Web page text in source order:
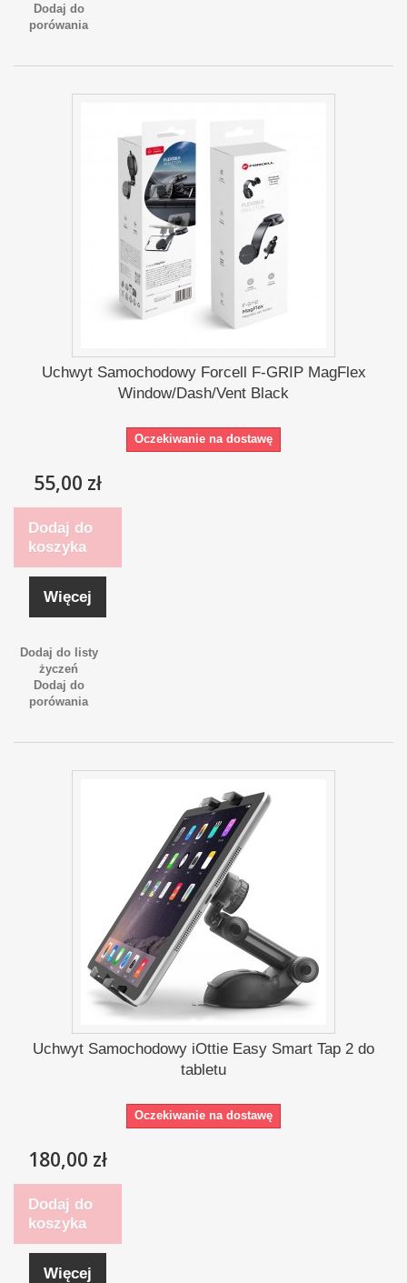
Dodaj do
porówania
Uchwyt Samochodowy Forcell F-GRIP MagFlex
Window/Dash/Vent Black
Oczekiwanie na dostawę
55,00 zł
Dodaj do
koszyka
Więcej
Dodaj do listy
życzeń
Dodaj do
porówania
Uchwyt Samochodowy iOttie Easy Smart Tap 2 do
tabletu
Oczekiwanie na dostawę
180,00 zł
Dodaj do
koszyka
Więcej